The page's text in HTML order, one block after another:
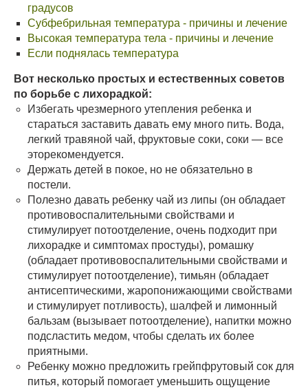
градусов
Субфебрильная температура - причины и лечение
Высокая температура тела - причины и лечение
Если поднялась температура
Вот несколько простых и естественных советов
по борьбе с лихорадкой:
Избегать чрезмерного утепления ребенка и
стараться заставить давать ему много пить. Вода,
легкий травяной чай, фруктовые соки, соки — все
эторекомендуется.
Держать детей в покое, но не обязательно в
постели.
Полезно давать ребенку чай из липы (он обладает
противовоспалительными свойствами и
стимулирует потоотделение, очень подходит при
лихорадке и симптомах простуды), ромашку
(обладает противовоспалительными свойствами и
стимулирует потоотделение), тимьян (обладает
антисептическими, жаропонижающими свойствами
и стимулирует потливость), шалфей и лимонный
бальзам (вызывает потоотделение), напитки можно
подсластить медом, чтобы сделать их более
приятными.
Ребенку можно предложить грейпфрутовый сок для
питья, который помогает уменьшить ощущение